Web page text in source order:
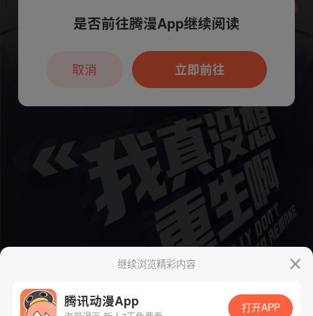
继续浏览精彩内容
腾讯动漫App 打开APP
本章节仅支持App阅读，可打开App新用
户7天免费看
是否前往腾漫App继续阅读
立即前往
取消